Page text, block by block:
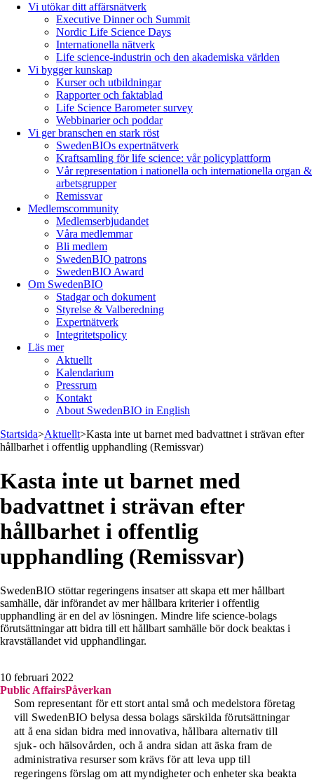
Vi utökar ditt affärsnätverk
Executive Dinner och Summit
Nordic Life Science Days
Internationella nätverk
Life science-industrin och den akademiska världen
Vi bygger kunskap
Kurser och utbildningar
Rapporter och faktablad
Life Science Barometer survey
Webbinarier och poddar
Vi ger branschen en stark röst
SwedenBIOs expertnätverk
Kraftsamling för life science: vår policyplattform
Vår representation i nationella och internationella organ &
arbetsgrupper
Remissvar
Medlemscommunity
Medlemserbjudandet
Våra medlemmar
Bli medlem
SwedenBIO patrons
SwedenBIO Award
Om SwedenBIO
Stadgar och dokument
Styrelse & Valberedning
Expertnätverk
Integritetspolicy
Läs mer
Aktuellt
Kalendarium
Pressrum
Kontakt
About SwedenBIO in English
Startsida>Aktuellt>Kasta inte ut barnet med badvattnet i strävan efter
hållbarhet i offentlig upphandling (Remissvar)
Kasta inte ut barnet med
badvattnet i strävan efter
hållbarhet i offentlig
upphandling (Remissvar)
SwedenBIO stöttar regeringens insatser att skapa ett mer hållbart
samhälle, där införandet av mer hållbara kriterier i offentlig
upphandling är en del av lösningen. Mindre life science-bolags
förutsättningar att bidra till ett hållbart samhälle bör dock beaktas i
kravställandet vid upphandlingar.
10 februari 2022
Public AffairsPåverkan
Som representant för ett stort antal små och medelstora företag
vill SwedenBIO belysa dessa bolags särskilda förutsättningar
att å ena sidan bidra med innovativa, hållbara alternativ till
sjuk- och hälsovården, och å andra sidan att äska fram de
administrativa resurser som krävs för att leva upp till
regeringens förslag om att myndigheter och enheter ska beakta